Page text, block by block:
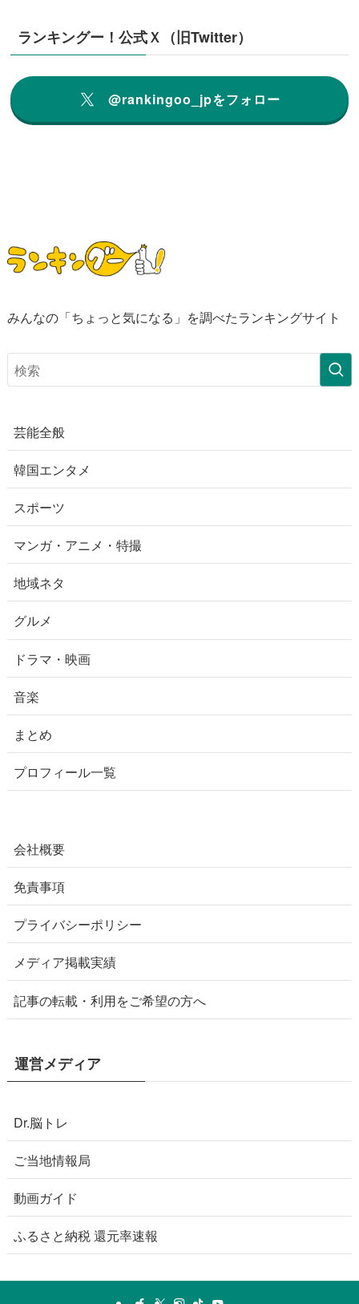
ランキングー！公式Ｘ（旧Twitter）
@rankingoo_jpをフォロー
みんなの「ちょっと気になる」を調べたランキングサイト
芸能全般
韓国エンタメ
スポーツ
マンガ・アニメ・特撮
地域ネタ
グルメ
ドラマ・映画
音楽
まとめ
プロフィール一覧
会社概要
免責事項
プライバシーポリシー
メディア掲載実績
記事の転載・利用をご希望の方へ
運営メディア
Dr.脳トレ
ご当地情報局
動画ガイド
ふるさと納税 還元率速報